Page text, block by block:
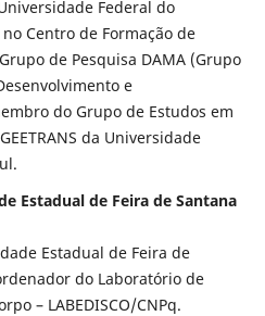
Federal do
no Centro de Formação de
de Pesquisa DAMA (Grupo
e
do Grupo de Estudos em
da Universidade
Estadual de Feira de Santana
Estadual de Feira de
do Laboratório de
– LABEDISCO/CNPq.